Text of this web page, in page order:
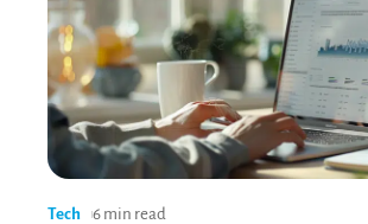
Tech 6 min read